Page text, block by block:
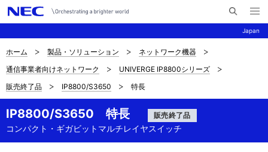
Japan
イ
メ
ニ
ュ
ナ
ビ
ゲ
ー
シ
サ
イ
ト
内
の
ホーム 製品・ソリューション
ネットワーク機器
通信事業者向けネットワーク
UNIVERGE IP8800シリーズ
販売終了品
IP8800/S3650 特長
IP8800/S3650 特長 販売終了品
コンパクト・ギガビットマルチレイヤスイッチ